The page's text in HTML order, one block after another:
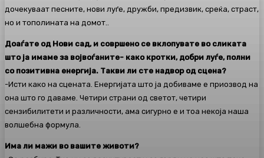
дочекуваат песните, нови луѓе, дружби, предизвик, среќа, страст,
но и тополината на домот..
Доаѓате од Нови сад, и совршено се вклопувате во сликата
што ја имаме за војвоѓаните- како кротки, добри луѓе, полни
со позитивна енергија. Такви ли сте надвор од сцена?
-Исти како на сцената. Енергијата што ја добиваме е приозвод на
она што го даваме. Четири страни од светот, четири
сензибилитети и различности, ама сигурно е и тоа некоја наша
волшебна формула.
Има ли мажи во вашите животи?